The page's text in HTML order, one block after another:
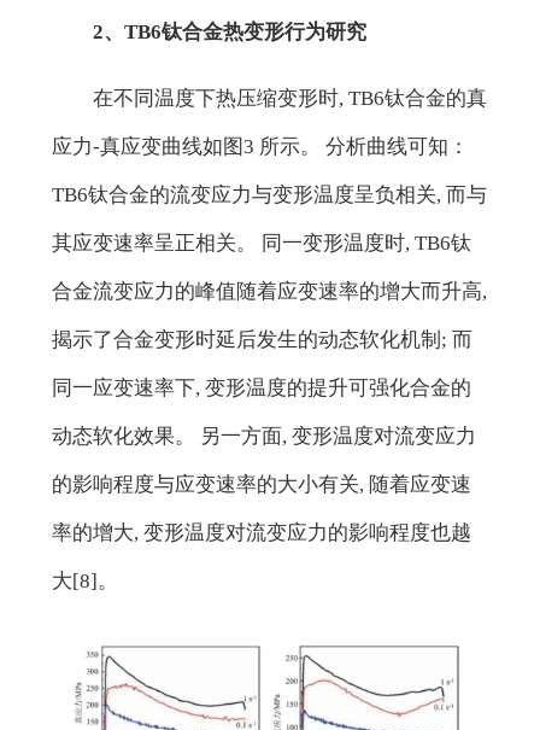
2、TB6钛合金热变形行为研究
在不同温度下热压缩变形时, TB6钛合金的真
应力-真应变曲线如图3 所示。 分析曲线可知：
TB6钛合金的流变应力与变形温度呈负相关, 而与
其应变速率呈正相关。 同一变形温度时, TB6钛
合金流变应力的峰值随着应变速率的增大而升高,
揭示了合金变形时延后发生的动态软化机制; 而
同一应变速率下, 变形温度的提升可强化合金的
动态软化效果。 另一方面, 变形温度对流变应力
的影响程度与应变速率的大小有关, 随着应变速
率的增大, 变形温度对流变应力的影响程度也越
大[8]。